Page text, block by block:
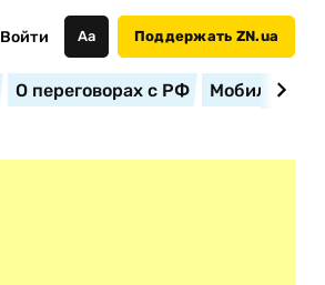
Войти Аа Поддержать ZN.ua
О переговорах с РФ